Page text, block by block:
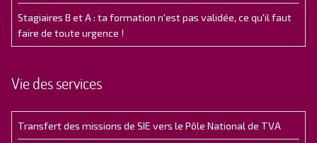
Stagiaires B et A : ta formation n'est pas validée, ce qu'il faut
faire de toute urgence !
Vie des services
Transfert des missions de SIE vers le Pôle National de TVA